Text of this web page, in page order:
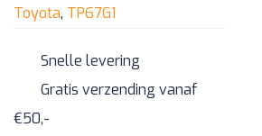
Toyota, TP67G1
Snelle levering
Gratis verzending vanaf
€50,-